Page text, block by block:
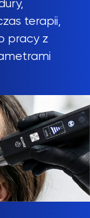
terapii,
pracy z